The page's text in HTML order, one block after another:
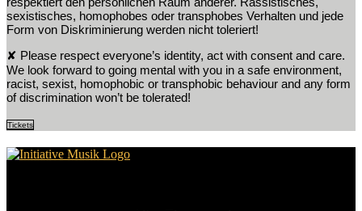
sexistisches, homophobes oder transphobes Verhalten und jede
Form von Diskriminierung werden nicht toleriert!
✘ Please respect everyone’s identity, act with consent and care.
We look forward to going mental with you in a safe environment,
racist, sexist, homophobic or transphobic behaviour and any form
of discrimination won’t be tolerated!
Tickets